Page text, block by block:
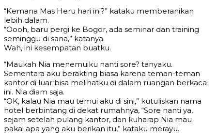
“Kemana Mas Heru hari ini?” kataku memberanikan
lebih dalam.
“Oooh, baru pergi ke Bogor, ada seminar dan training
seminggu di sana,” katanya.
Wah, ini kesempatan buatku.
“Maukah Nia menemuiku nanti sore? tanyaku.
Sementara aku berakting biasa karena teman-teman
kantor di luar bisa melihatku di dalam ruangan berkaca
ini. Nia diam saja.
“OK, kalau Nia mau temui aku di sini,” kutuliskan nama
hotel berbintang di dekat rumahnya, “Sore nanti ya,
sejam setelah pulang kantor, dan kuharap Nia mau
pakai apa yang aku berikan itu,” kataku merayu.